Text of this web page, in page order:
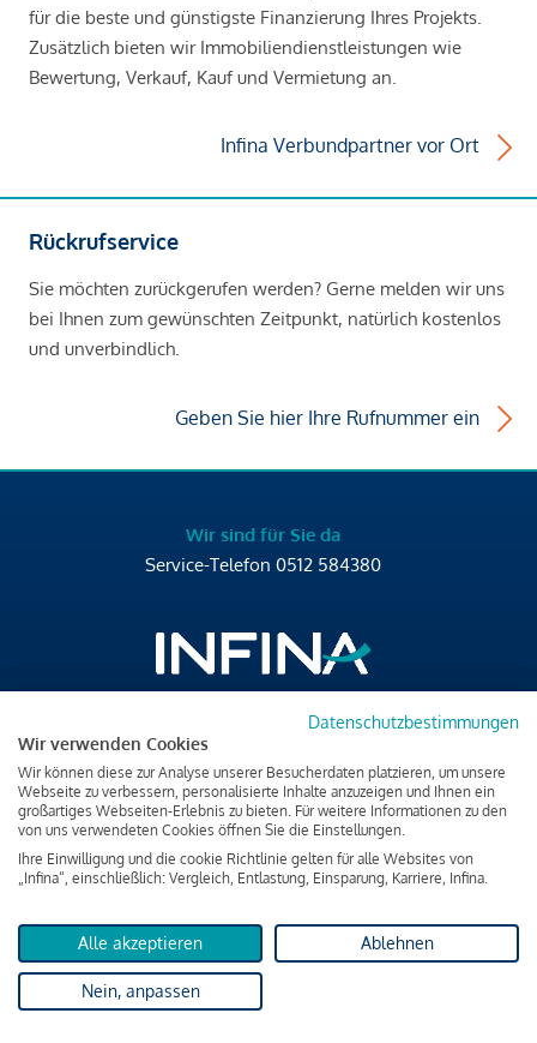
für die beste und günstigste Finanzierung Ihres Projekts.
Zusätzlich bieten wir Immobiliendienstleistungen wie
Bewertung, Verkauf, Kauf und Vermietung an.
Infina Verbundpartner vor Ort
Rückrufservice
Sie möchten zurückgerufen werden? Gerne melden wir uns
bei Ihnen zum gewünschten Zeitpunkt, natürlich kostenlos
und unverbindlich.
Geben Sie hier Ihre Rufnummer ein
Wir sind für Sie da
Service-Telefon 0512 584380
Brixner Straße 2/4
6020 Innsbruck
T+43 512 584380
office@infina.at
Impressum
Datenschutz & Cookies
Datenschutzbestimmungen
Wir verwenden Cookies
Wir können diese zur Analyse unserer Besucherdaten platzieren, um unsere
Webseite zu verbessern, personalisierte Inhalte anzuzeigen und Ihnen ein
großartiges Webseiten-Erlebnis zu bieten. Für weitere Informationen zu den
von uns verwendeten Cookies öffnen Sie die Einstellungen.
Ihre Einwilligung und die cookie Richtlinie gelten für alle Websites von
„Infina“, einschließlich: Vergleich, Entlastung, Einsparung, Karriere, Infina.
Alle akzeptieren Ablehnen
Nein, anpassen